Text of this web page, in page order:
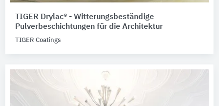
TIGER Drylac® - Witterungsbeständige
Pulverbeschichtungen für die Architektur
TIGER Coatings